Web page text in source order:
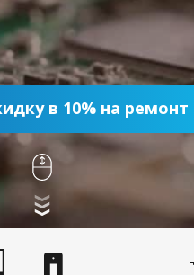
в 10% на ремонт